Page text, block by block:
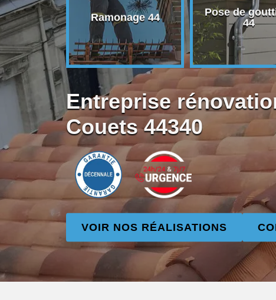
44 Ramonage 44
Pose de
44
Entreprise
Couets 44340
VOIR NOS RÉALISATIONS